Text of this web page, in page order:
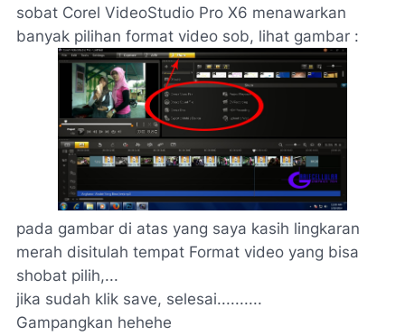
sobat Corel VideoStudio Pro X6 menawarkan
banyak pilihan format video sob, lihat gambar :
pada gambar di atas yang saya kasih lingkaran
merah disitulah tempat Format video yang bisa
shobat pilih,...
jika sudah klik save, selesai..........
Gampangkan hehehe